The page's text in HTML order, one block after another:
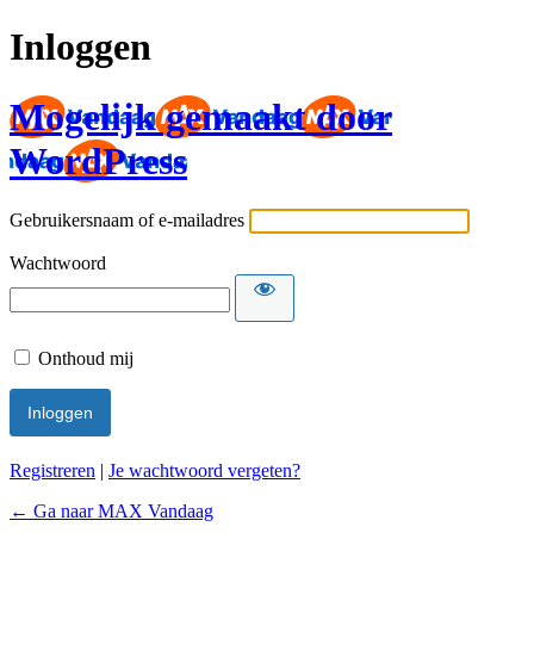
Inloggen
Mogelijk gemaakt door
WordPress
Gebruikersnaam of e-mailadres
Wachtwoord
Onthoud mij
Registreren | Je wachtwoord vergeten?
← Ga naar MAX Vandaag